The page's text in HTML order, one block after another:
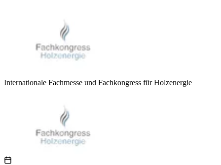
Internationale Fachmesse und Fachkongress für Holzenergie